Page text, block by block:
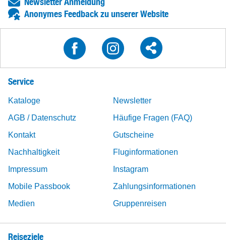
Anonymes Feedback zu unserer Website
Service
Kataloge
Newsletter
AGB / Datenschutz
Häufige Fragen (FAQ)
Kontakt
Gutscheine
Nachhaltigkeit
Fluginformationen
Impressum
Instagram
Mobile Passbook
Zahlungsinformationen
Medien
Gruppenreisen
Reiseziele